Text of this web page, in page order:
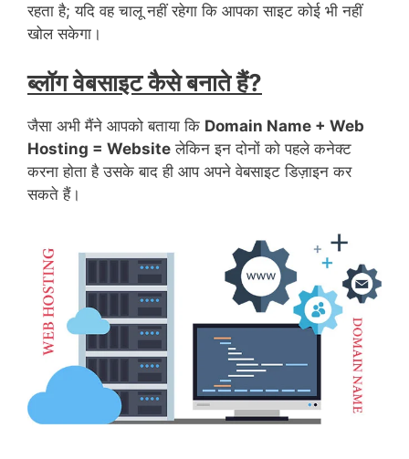
रहता है; यदि वह चालू नहीं रहेगा कि आपका साइट कोई भी नहीं
खोल सकेगा।
ब्लॉग वेबसाइट कैसे बनाते हैं?
जैसा अभी मैंने आपको बताया कि Domain Name + Web
Hosting = Website लेकिन इन दोनों को पहले कनेक्ट
करना होता है उसके बाद ही आप अपने वेबसाइट डिज़ाइन कर
सकते हैं।